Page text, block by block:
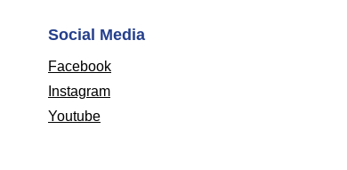
Social Media
Facebook
Instagram
Youtube